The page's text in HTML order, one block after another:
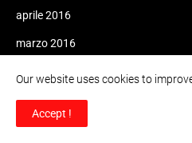
aprile 2016
marzo 2016
febbraio 2016
gennaio 2016
dicembre 2015
Our website uses cookies to
Accept !